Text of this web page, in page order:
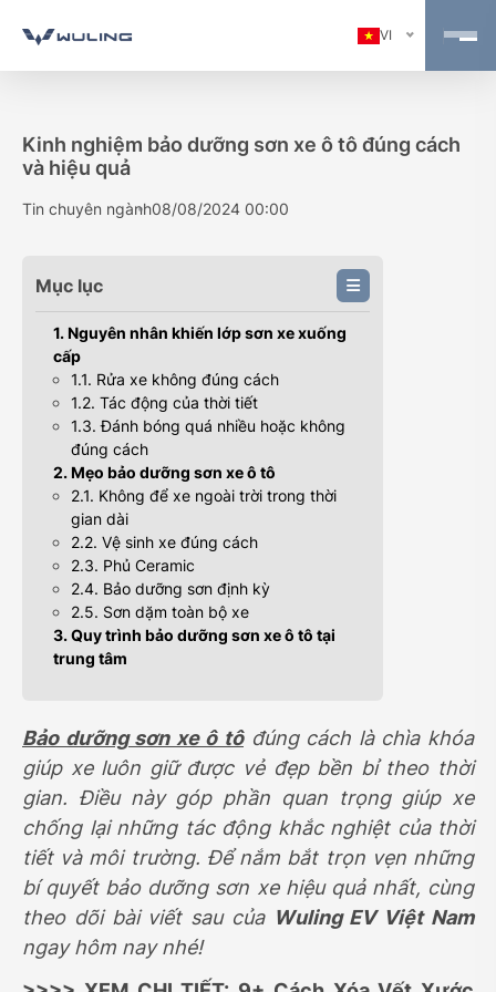
VI
Kinh nghiệm bảo dưỡng sơn xe ô tô đúng cách
và hiệu quả
Tin chuyên ngành08/08/2024 00:00
Mục lục
1. Nguyên nhân khiến lớp sơn xe xuống
cấp
1.1. Rửa xe không đúng cách
1.2. Tác động của thời tiết
1.3. Đánh bóng quá nhiều hoặc không
đúng cách
2. Mẹo bảo dưỡng sơn xe ô tô
2.1. Không để xe ngoài trời trong thời
gian dài
2.2. Vệ sinh xe đúng cách
2.3. Phủ Ceramic
2.4. Bảo dưỡng sơn định kỳ
2.5. Sơn dặm toàn bộ xe
3. Quy trình bảo dưỡng sơn xe ô tô tại
trung tâm
Bảo dưỡng sơn xe ô tôđúng cách là chìa khóa
giúp xe luôn giữ được vẻ đẹp bền bỉ theo thời
gian. Điều này góp phần quan trọng giúp xe
chống lại những tác động khắc nghiệt của thời
tiết và môi trường. Để nắm bắt trọn vẹn những
bí quyết bảo dưỡng sơn xe hiệu quả nhất, cùng
theo dõi bài viết sau của Wuling EV Việt Nam
ngay hôm nay nhé!